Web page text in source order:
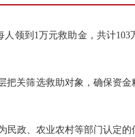
领到1万元救助金，共计
关筛选救助对象，确保资
政、农业农村等部门认定